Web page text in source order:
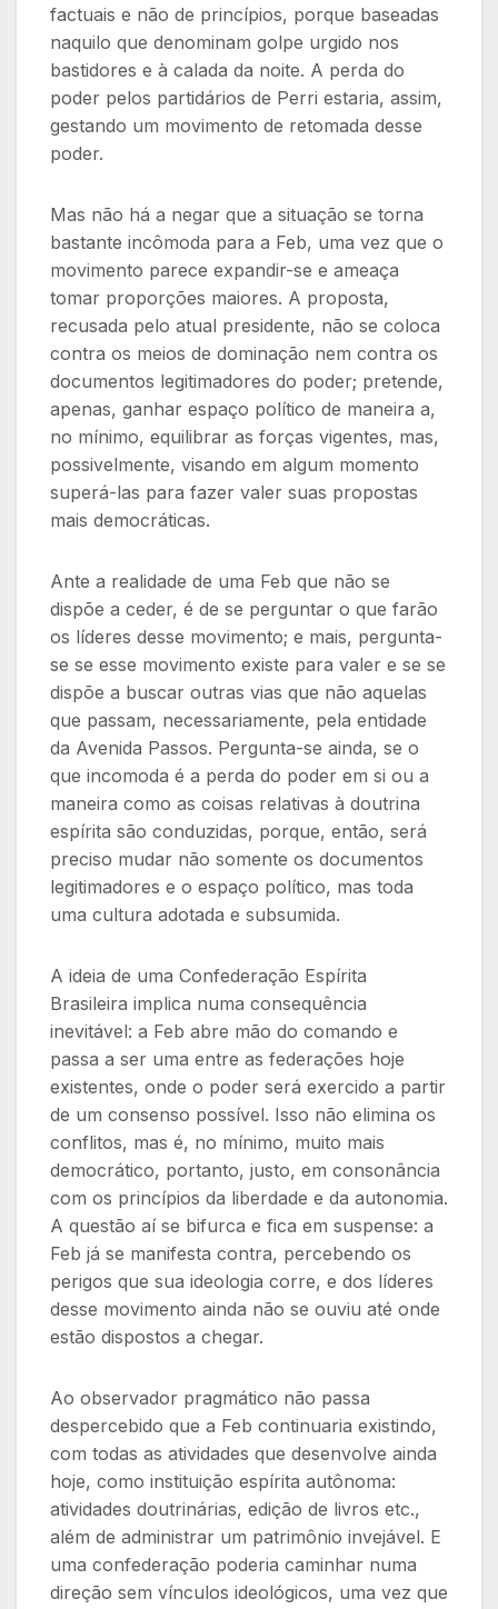
factuais e não de princípios, porque baseadas
naquilo que denominam golpe urgido nos
bastidores e à calada da noite. A perda do
poder pelos partidários de Perri estaria, assim,
gestando um movimento de retomada desse
poder.
Mas não há a negar que a situação se torna
bastante incômoda para a Feb, uma vez que o
movimento parece expandir-se e ameaça
tomar proporções maiores. A proposta,
recusada pelo atual presidente, não se coloca
contra os meios de dominação nem contra os
documentos legitimadores do poder; pretende,
apenas, ganhar espaço político de maneira a,
no mínimo, equilibrar as forças vigentes, mas,
possivelmente, visando em algum momento
superá-las para fazer valer suas propostas
mais democráticas.
Ante a realidade de uma Feb que não se
dispõe a ceder, é de se perguntar o que farão
os líderes desse movimento; e mais, pergunta-
se se esse movimento existe para valer e se se
dispõe a buscar outras vias que não aquelas
que passam, necessariamente, pela entidade
da Avenida Passos. Pergunta-se ainda, se o
que incomoda é a perda do poder em si ou a
maneira como as coisas relativas à doutrina
espírita são conduzidas, porque, então, será
preciso mudar não somente os documentos
legitimadores e o espaço político, mas toda
uma cultura adotada e subsumida.
A ideia de uma Confederação Espírita
Brasileira implica numa consequência
inevitável: a Feb abre mão do comando e
passa a ser uma entre as federações hoje
existentes, onde o poder será exercido a partir
de um consenso possível. Isso não elimina os
conflitos, mas é, no mínimo, muito mais
democrático, portanto, justo, em consonância
com os princípios da liberdade e da autonomia.
A questão aí se bifurca e fica em suspense: a
Feb já se manifesta contra, percebendo os
perigos que sua ideologia corre, e dos líderes
desse movimento ainda não se ouviu até onde
estão dispostos a chegar.
Ao observador pragmático não passa
despercebido que a Feb continuaria existindo,
com todas as atividades que desenvolve ainda
hoje, como instituição espírita autônoma:
atividades doutrinárias, edição de livros etc.,
além de administrar um patrimônio invejável. E
uma confederação poderia caminhar numa
direção sem vínculos ideológicos, uma vez que